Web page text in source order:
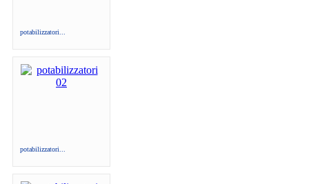
potabilizzatori...
potabilizzatori...